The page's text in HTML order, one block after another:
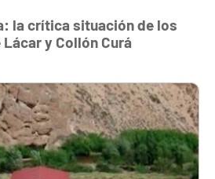
la crítica situación de los
y Collón Curá